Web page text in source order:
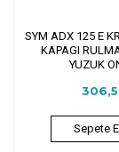
SYM ADX 125 E
KAPAGI
YUZUK
Sepete